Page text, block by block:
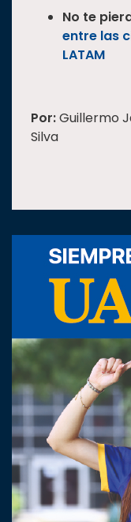
No te
entre las
LATAM
Por:Guillermo
Silva